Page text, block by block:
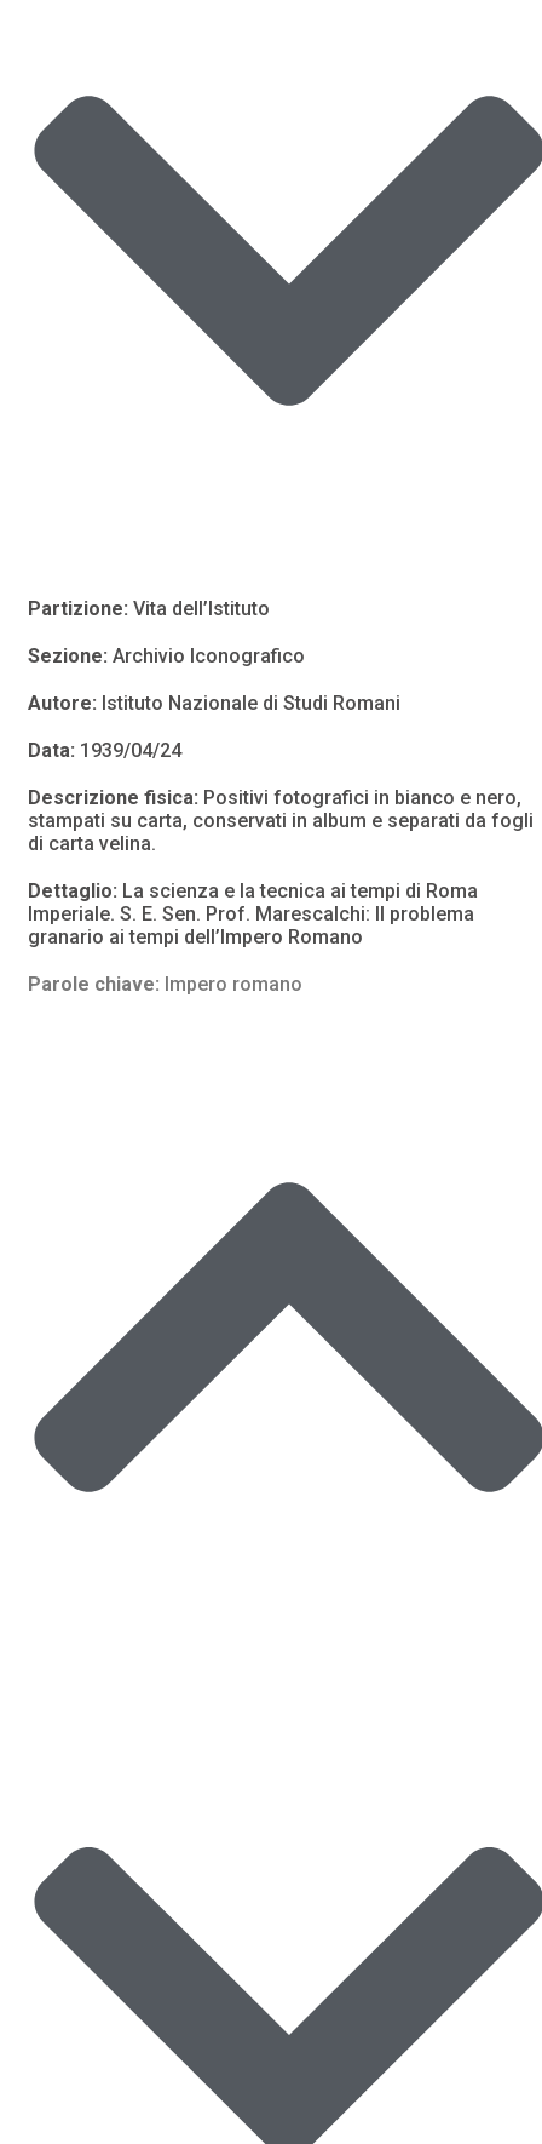
Partizione: Vita dell’Istituto
Sezione: Archivio Iconografico
Autore: Istituto Nazionale di Studi Romani
Data: 1939/04/24
Descrizione fisica: Positivi fotografici in bianco e nero,
stampati su carta, conservati in album e separati da fogli
di carta velina.
Dettaglio: La scienza e la tecnica ai tempi di Roma
Imperiale. S. E. Sen. Prof. Marescalchi: Il problema
granario ai tempi dell’Impero Romano
Parole chiave: Impero romano